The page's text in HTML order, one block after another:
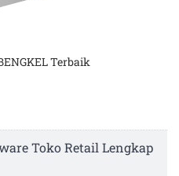
Terbaik
Toko Retail Lengkap